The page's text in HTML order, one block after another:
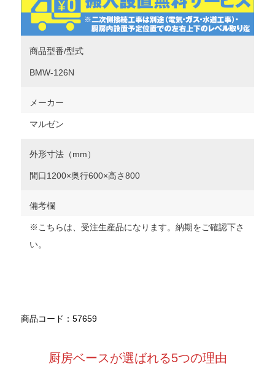
商品型番/型式
BMW-126N
メーカー
マルゼン
外形寸法（mm）
間口1200×奥行600×高さ800
備考欄
※こちらは、受注生産品になります。納期をご確認下さ
い。
商品コード：57659
厨房ベースが選ばれる5つの理由